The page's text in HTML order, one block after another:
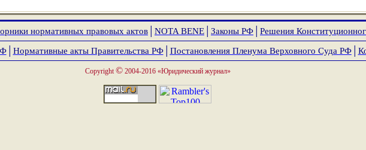
нормативных правовых актов NOTA BENE Законы РФ Решения
│ Нормативные акты Правительства РФ│ Постановления Пленума Верховного Суда РФ│
Copyright ©2004-2016 «Юридический журнал»